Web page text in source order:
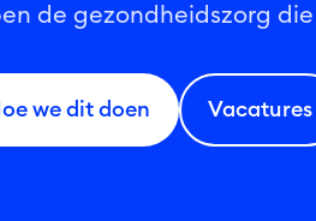
de gezondheidszorg
we dit doen Vacatures